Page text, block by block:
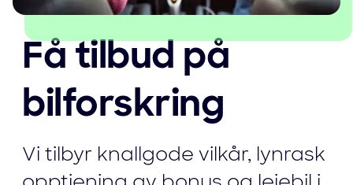
Få tilbud på
bilforskring
Vi tilbyr knallgode vilkår, lynrask